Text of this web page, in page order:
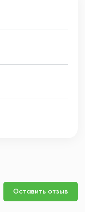
Оставить отзыв